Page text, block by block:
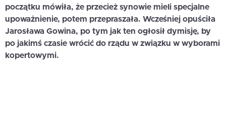
początku mówiła, że przecież synowie mieli specjalne
upoważnienie, potem przepraszała. Wcześniej opuściła
Jarosława Gowina, po tym jak ten ogłosił dymisję, by
po jakimś czasie wrócić do rządu w związku w wyborami
kopertowymi.